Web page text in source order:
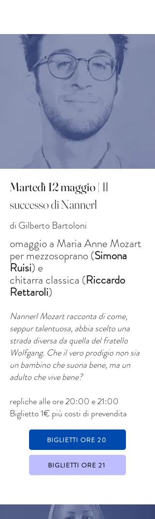
Martedì 12 maggio | Il
successo di Nannerl
di Gilberto Bartoloni
omaggio a Maria Anne Mozart
per mezzosoprano (Simona
Ruisi) e
chitarra classica (Riccardo
Rettaroli)
Nannerl Mozart racconta di come,
seppur talentuosa, abbia scelto una
strada diversa da quella del fratello
Wolfgang. Che il vero prodigio non sia
un bambino che suona bene, ma un
adulto che vive bene?
repliche alle ore 20:00 e 21:00
Biglietto 1€ più costi di prevendita
BIGLIETTI ORE 20
BIGLIETTI ORE 21